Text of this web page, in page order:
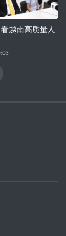
越南高质量人